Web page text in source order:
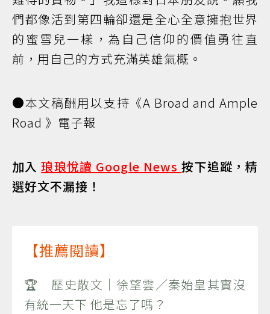
們都像活到第四輪卻還是全心全意擁抱世界
的蜜雪兒一樣，為自己信仰的價值勇往直
前，用自己的方式充滿英雄氣概。
●本文稿酬用以支持《A Broad and Ample
Road 》電子報
加入琅琅悅讀 Google News按下追蹤，精
選好文不漏接！
【推薦閱讀】
🏆 歷史散文｜徐望雲／秦始皇其實沒
有統一天下 他是忘了嗎？